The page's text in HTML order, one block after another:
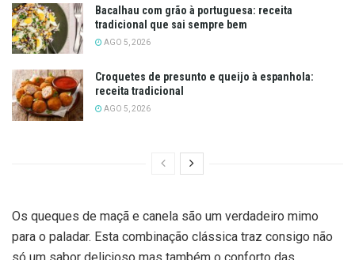
Bacalhau com grão à portuguesa: receita
tradicional que sai sempre bem
AGO 5, 2026
Croquetes de presunto e queijo à espanhola:
receita tradicional
AGO 5, 2026
Os queques de maçã e canela são um verdadeiro mimo
para o paladar. Esta combinação clássica traz consigo não